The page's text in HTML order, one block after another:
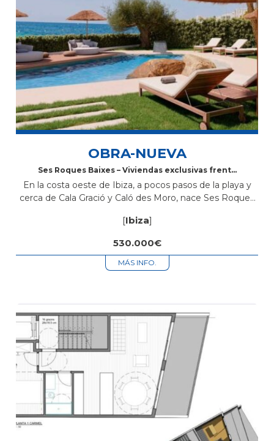
OBRA-NUEVA
Ses Roques Baixes – Viviendas exclusivas frente
En la costa oeste de Ibiza, a pocos pasos de la playa y
cerca de Cala Gració y Caló des Moro, nace Ses Roques
ibicenco,...
[Ibiza]
530.000€
MÁS INFO.